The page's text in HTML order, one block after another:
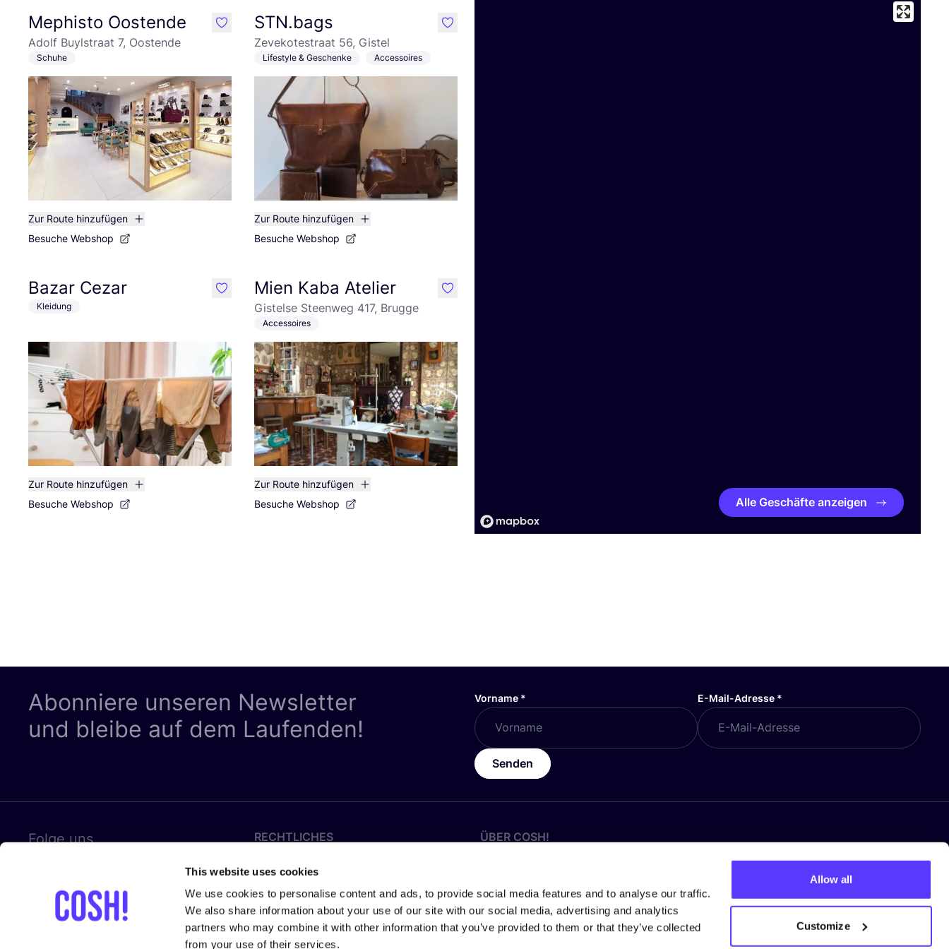
This website uses cookies
We use cookies to personalise content and ads, to provide social media features and to analyse our traffic.
We also share information about your use of our site with our social media, advertising and analytics
partners who may combine it with other information that you’ve provided to them or that they’ve collected
from your use of their services.
Allow all
Customize
Mephisto Oostende
Adolf Buylstraat 7, Oostende
Schuhe
Zur Route hinzufügen
Besuche Webshop
like STN.bags
Zevekotestraat 56, Gistel
Lifestyle & Geschenke Accessoires
Zur Route hinzufügen
Besuche Webshop
like
Bazar Cezar
Kleidung
Zur Route hinzufügen
Besuche Webshop
like Mien Kaba Atelier
Gistelse Steenweg 417, Brugge
Accessoires
Zur Route hinzufügen
Besuche Webshop
like
Alle Geschäfte anzeigen
Abonniere unseren Newsletter
und bleibe auf dem Laufenden!
Vorname * E-Mail-Adresse *
Senden
Folge uns
RECHTLICHES
Datenschutz
Cookies
Allgemeine Geschäftsbedingungen
ÜBER COSH!
Über Uns
Karrieren by COSH!